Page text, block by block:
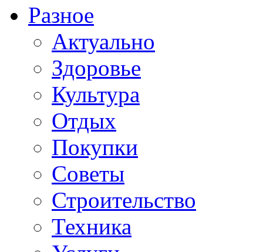
Разное
Актуально
Здоровье
Культура
Отдых
Покупки
Советы
Строительство
Техника